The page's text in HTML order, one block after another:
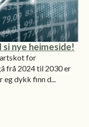
nye heimeside!
for
frå 2024 til 2030 er
eg dykk finn d...